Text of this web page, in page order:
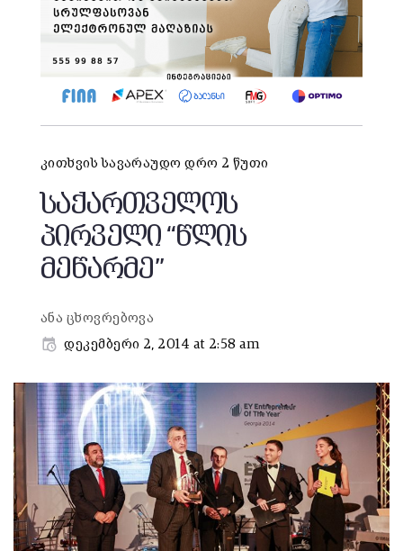
კითხვის სავარაუდო დრო 2 წუთი
საქართველოს
პირველი “წლის
მეწარმე”
ანა ცხოვრებოვა
დეკემბერი 2, 2014 at 2:58 am